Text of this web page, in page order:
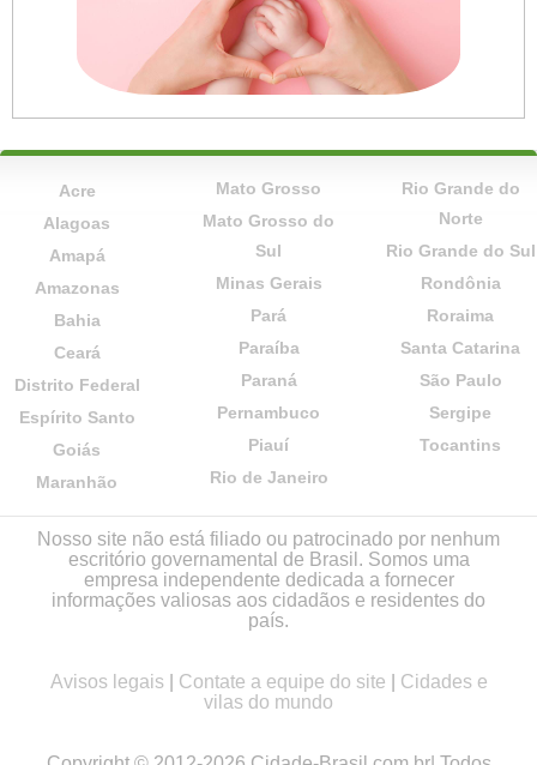
Acre
Alagoas
Amapá
Amazonas
Bahia
Ceará
Distrito Federal
Espírito Santo
Goiás
Maranhão
Mato Grosso
Mato Grosso do
Sul
Minas Gerais
Pará
Paraíba
Paraná
Pernambuco
Piauí
Rio de Janeiro
Rio Grande do
Norte
Rio Grande do Sul
Rondônia
Roraima
Santa Catarina
São Paulo
Sergipe
Tocantins
Nosso site não está filiado ou patrocinado por nenhum
escritório governamental de Brasil. Somos uma
empresa independente dedicada a fornecer
informações valiosas aos cidadãos e residentes do
país.
Avisos legais Contate a equipe do site
Cidades e
vilas do mundo